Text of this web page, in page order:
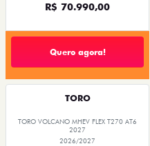
R$ 70.990,00
Quero agora!
TORO
TORO VOLCANO MHEV FLEX T270 AT6
2027
2026/2027